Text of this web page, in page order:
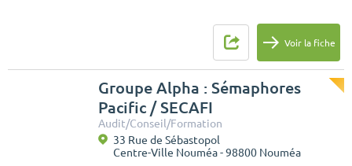
Voir la fiche
Groupe Alpha : Sémaphores
Pacific / SECAFI
Audit/Conseil/Formation
33 Rue de Sébastopol
Centre-Ville Nouméa - 98800 Nouméa